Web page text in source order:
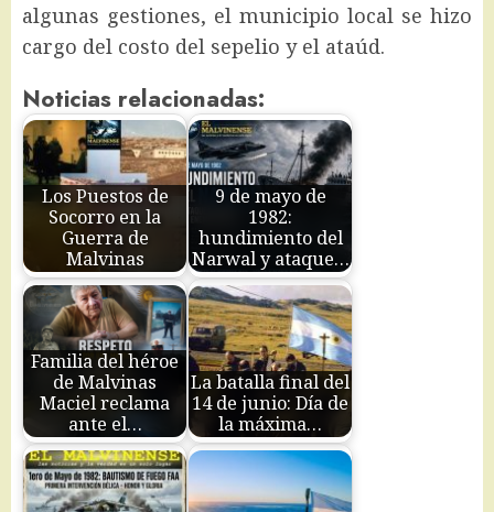
algunas gestiones, el municipio local se hizo
cargo del costo del sepelio y el ataúd.
Noticias relacionadas:
Los Puestos de
Socorro en la
Guerra de
Malvinas
9 de mayo de
1982:
hundimiento del
Narwal y ataque…
Familia del héroe
de Malvinas
Maciel reclama
ante el…
La batalla final del
14 de junio: Día de
la máxima…